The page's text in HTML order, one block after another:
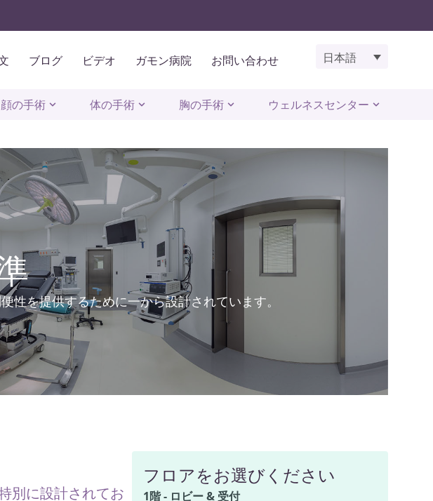
ブログ ビデオ ガモン病院 お問い合わせ 日本語
顔の手術 体の手術 胸の手術 ウェルネスセンター
を提供するために一から設計されています。
別に設計されてお
フロアをお選びください
1階 - ロビー & 受付